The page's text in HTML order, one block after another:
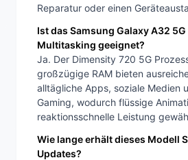
Reparatur oder einen
Ist das Samsung Galaxy A32
Multitasking geeignet?
Ja. Der Dimensity 720 5G
großzügige RAM bieten
alltägliche Apps, soziale Medien
Gaming, wodurch flüssige
reaktionsschnelle Leistung
Wie lange erhält dieses Modell
Updates?